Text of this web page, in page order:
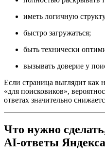
иметь логичную
быстро загружаться;
быть технически
вызывать доверие у
Если страница выглядит как
«для поисковиков»,
ответах значительно
Что нужно
AI-ответы Яндекса